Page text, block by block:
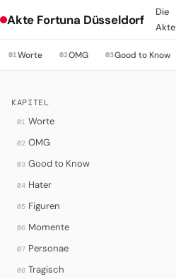
Akte Fortuna Düsseldorf
Die
Akte
01Worte 02OMG 03Good to Know
KAPITEL
01 Worte
02 OMG
03 Good to Know
04 Hater
05 Figuren
06 Momente
07 Personae
08 Tragisch